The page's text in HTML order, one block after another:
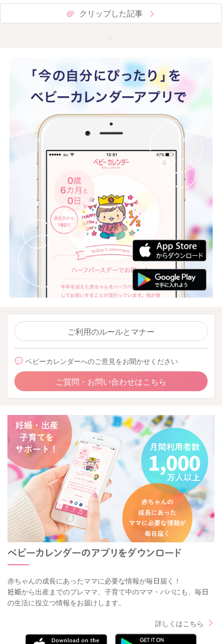
クリップした記事
ご利用のルールとマナー
ベビーカレンダーへのご意見をお聞かせください
ご質問・お問い合わせはこちら
赤ちゃんの成長にあったママに必要な情報が毎日届く！
妊娠から出産までのプレママ、子育て中のママ・パパにも、毎日
の生活に役立つ情報をお届けします。
詳しくはこちら